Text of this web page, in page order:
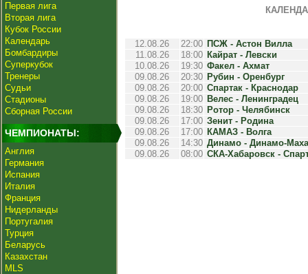
Первая лига
Вторая лига
Кубок России
Календарь
Бомбардиры
Суперкубок
Тренеры
Судьи
Стадионы
Сборная России
ЧЕМПИОНАТЫ:
Англия
Германия
Испания
Италия
Франция
Нидерланды
Португалия
Турция
Беларусь
Казахстан
MLS
12.08.26 22:00 ПСЖ - Астон Вилла
11.08.26
18:00 Кайрат - Левски
10.08.26
19:30 Факел - Ахмат
09.08.26
20:30 Рубин - Оренбург
09.08.26
20:00 Спартак - Краснодар
09.08.26
19:00 Велес - Ленинградец
09.08.26
18:30 Ротор - Челябинск
09.08.26
17:00 Зенит - Родина
09.08.26
17:00 КАМАЗ - Волга
09.08.26
14:30 Динамо - Динамо-
09.08.26
08:00 СКА-Хабаровск -